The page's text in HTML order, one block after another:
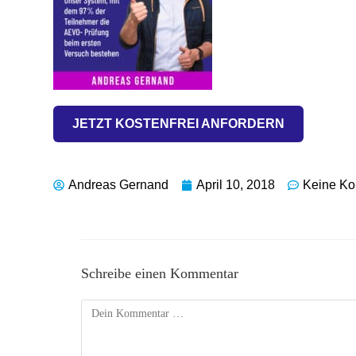
JETZT KOSTENFREI ANFORDERN
Andreas Gernand April 10, 2018 Keine
Schreibe einen Kommentar